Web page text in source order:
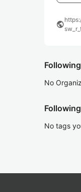
public
No
No tags